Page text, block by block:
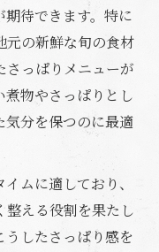
待できます。特に
元の新鮮な旬の食材
さっぱりメニューが
物やさっぱりとし
気分を保つのに最適
ムに適しており、
整える役割を果たし
うしたさっぱり感を